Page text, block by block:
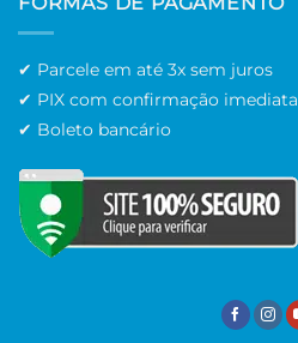
✔ Parcele em até 3x sem juros
✔ PIX com confirmação imediata
✔ Boleto bancário